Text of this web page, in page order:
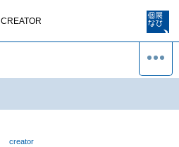
CREATOR
creator